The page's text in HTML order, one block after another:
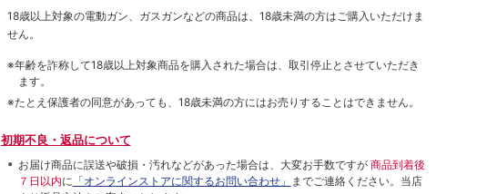
18歳以上対象の電動ガン、ガスガンなどの商品は、18歳未満の方はご購入いただけま
せん。
※年齢を詐称して18歳以上対象商品を購入された場合は、取引停止とさせていただき
ます。
※たとえ保護者の同意があっても、18歳未満の方にはお売りすることはできません。
初期不良・返品について
お届け商品に誤送や破損・汚れなどがあった場合は、大変お手数ですが 商品到着後
７日以内に 「オンラインストアに関するお問い合わせ」 までご連絡ください。当店